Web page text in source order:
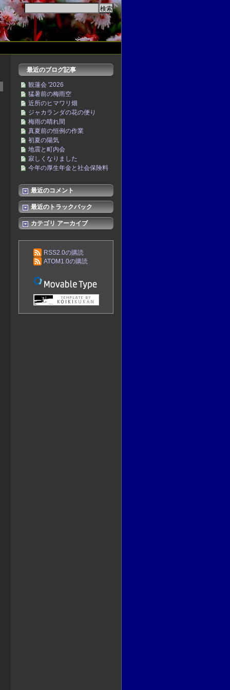
最近のブログ記事
観蓮会 '2026
猛暑前の梅雨空
近所のヒマワリ畑
ジャカランダの花の便り
梅雨の晴れ間
真夏前の恒例の作業
初夏の陽気
地震と町内会
寂しくなりました
今年の厚生年金と社会保険料
最近のコメント
最近のトラックバック
カテゴリ アーカイブ
RSS2.0の購読
ATOM1.0の購読